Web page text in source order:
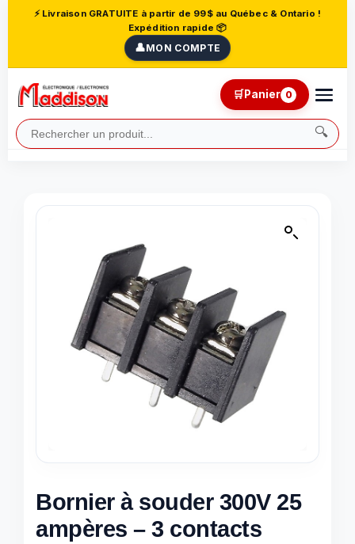
⚡ Livraison GRATUITE à partir de 99$ au Québec & Ontario !
Expédition rapide 📦
👤MON COMPTE
🔍
🛒Panier 0
Bornier à souder 300V 25
ampères – 3 contacts